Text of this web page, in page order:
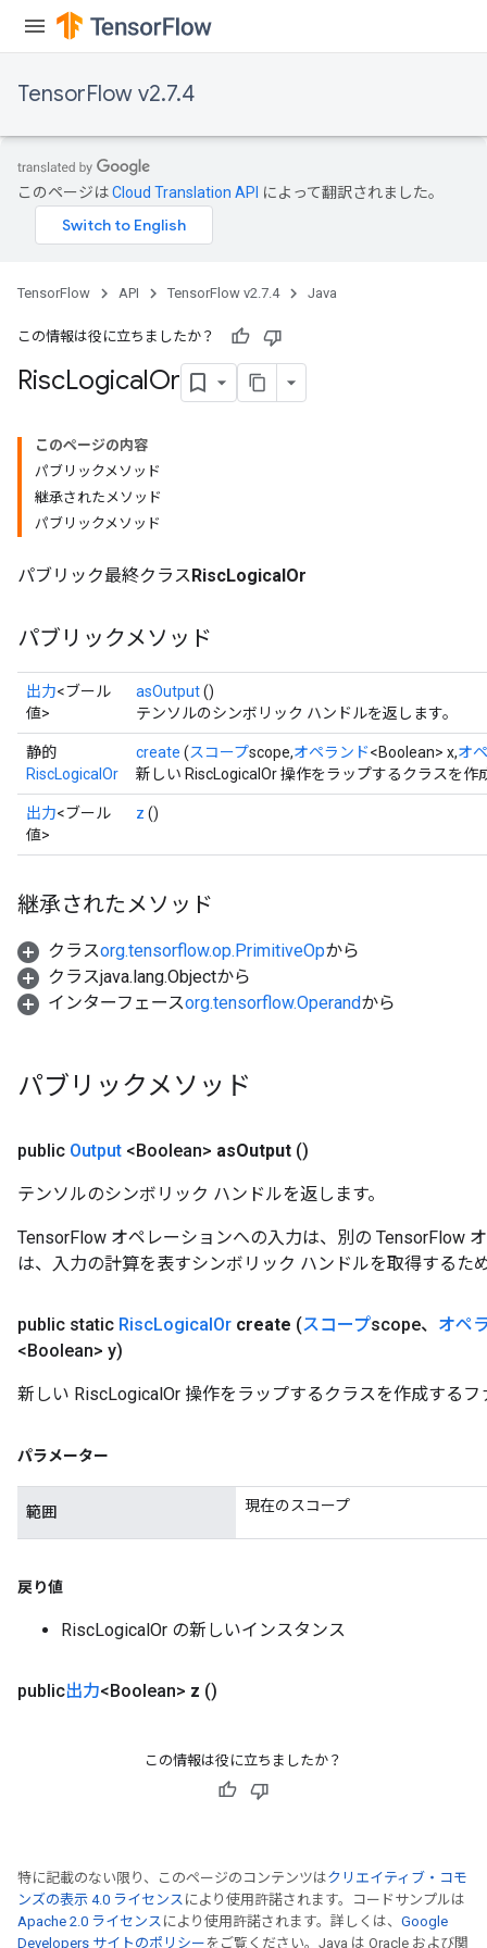
TensorFlow v2.7.4
このページはCloud Translation API によって翻訳されました。
TensorFlow API TensorFlow v2.7.4 Java
この情報は役に立ちましたか？
RiscLogicalOr
このページの内容
パブリックメソッド
継承されたメソッド
パブリックメソッド
パブリック最終クラスRiscLogicalOr
パブリックメソッド
出力<ブール
値>
asOutput()
テンソルのシンボリック ハンドルを返します。
静的
RiscLogicalOr
create (スコープscope,オペランド<Boolean> x,オ
新しい RiscLogicalOr 操作をラップするクラスを作
出力<ブール
値>
z ()
継承されたメソッド
クラスorg.tensorflow.op.PrimitiveOpから
クラスjava.lang.Objectから
インターフェースorg.tensorflow.Operandから
パブリックメソッド
public Output <Boolean> asOutput ()
テンソルのシンボリック ハンドルを返します。
TensorFlow オペレーションへの入力は、別の TensorFlow
は、入力の計算を表すシンボリック ハンドルを取得するた
public static RiscLogicalOr create (スコープscope、 オペ
<Boolean> y)
新しい RiscLogicalOr 操作をラップするクラスを作成する
パラメーター
範囲 現在のスコープ
戻り値
RiscLogicalOr の新しいインスタンス
public出力<Boolean> z ()
この情報は役に立ちましたか？
特に記載のない限り、このページのコンテンツはクリエイティブ・コモ
ンズの表示 4.0 ライセンス により使用許諾されます。コードサンプルは
Apache 2.0 ライセンス により使用許諾されます。詳しくは、 Google
Developers サイトのポリシー をご覧ください。Java は Oracle および関